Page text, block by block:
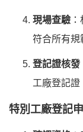
現場查驗
符合所有規
登記證核發
工廠登記證
特別工廠登記